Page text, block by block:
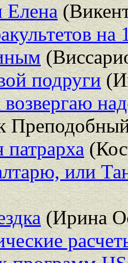
Елена
подруги
или
(Ирина